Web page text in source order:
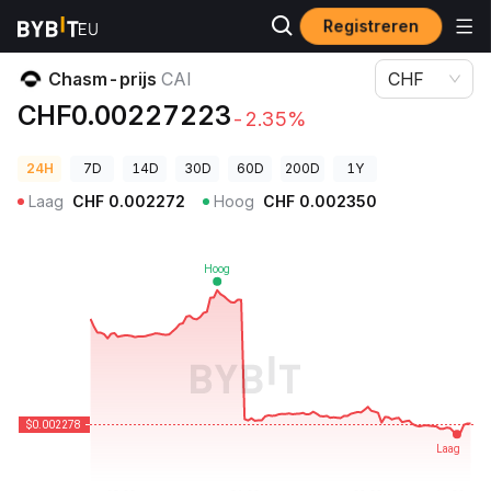
Registreren
Cryptoprijzen
Chasm-prijs CAI
CHF0.00227223-2.35%
CHF
24H 7D 14D 30D 60D 200D 1Y
Laag CHF 0.002272 Hoog CHF 0.002350